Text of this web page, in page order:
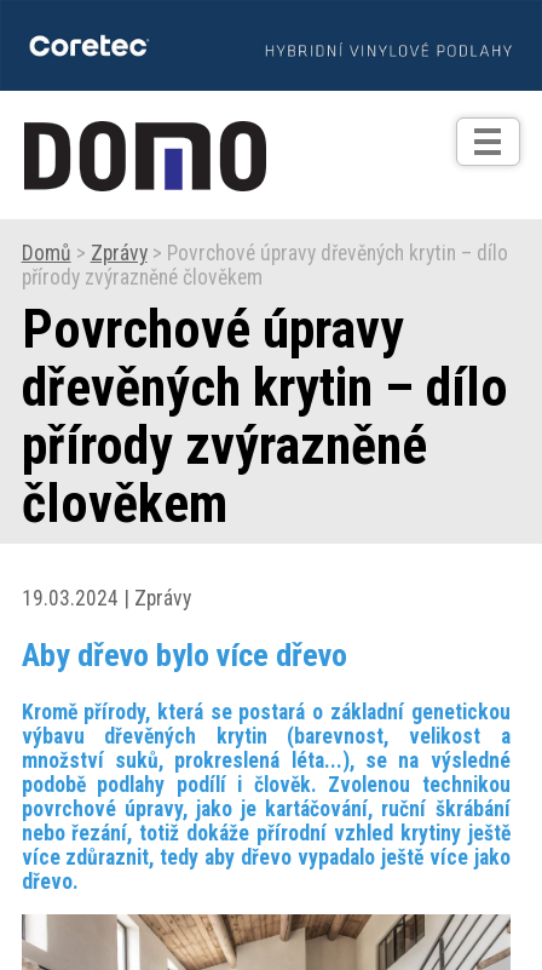
TIPY
Zprávy
Praxe
Fotogalerie
Produkty
Prodejní
ProfiMag
Kontakt
Domů > Zprávy> Povrchové úpravy dřevěných krytin – dílo
přírody zvýrazněné člověkem
Povrchové úpravy
dřevěných krytin – dílo
přírody zvýrazněné
člověkem
19.03.2024 | Zprávy
Aby dřevo bylo více dřevo
Kromě přírody, která se postará o základní genetickou
výbavu dřevěných krytin (barevnost, velikost a
množství suků, prokreslená léta...), se na výsledné
podobě podlahy podílí i člověk. Zvolenou technikou
povrchové úpravy, jako je kartáčování, ruční škrábání
nebo řezání, totiž dokáže přírodní vzhled krytiny ještě
více zdůraznit, tedy aby dřevo vypadalo ještě více jako
dřevo.